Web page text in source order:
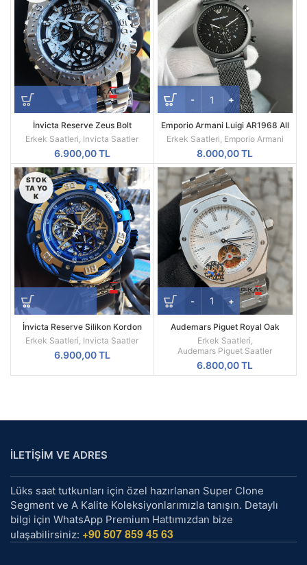
İnvicta Reserve Zeus Bolt
Kronograf 52 MM Silver Kasa
Replika Erkek Kol Saati
Erkek Saatleri, Invicta Saatler
6.900,00TL
Emporio Armani Luigi AR1968 All
Black Mesh Siyah Kadran Siyah
Kordon A Kalite
Erkek Saatleri, Emporio Armani
8.000,00TL
STOK
TA YO
K
İnvicta Reserve Silikon Kordon
Replika Erkek Kol Saati
Erkek Saatleri Invicta Saatler
6.900,00TL
Audemars Piguet Royal Oak
Beyaz Kadran 44mm Türbillon
Replika Erkek Kol Saati
Erkek Saatleri
Audemars Piguet Saatler
6.800,00TL
İLETİŞİM VE ADRES
Lüks saat tutkunları için özel hazırlanan Super Clone
Segment ve A Kalite Koleksiyonlarımızla tanışın. Detaylı
bilgi için WhatsApp Premium Hattımızdan bize
ulaşabilirsiniz: +90 507 859 45 63